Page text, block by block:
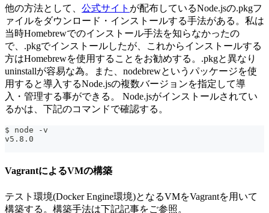
他の方法として、 公式サイト が配布しているNode.jsの.pkgフ
ァイルをダウンロード・インストールする手法がある。私は
当時Homebrewでのインストール手法を知らなかったの
で、.pkgでインストールしたが、これからインストールする
方はHomebrewを使用することをお勧めする。.pkgと異なり
uninstallが容易な為。また、nodebrewというパッケージを使
用すると導入するNode.jsの複数バージョンを指定して導
入・管理する事ができる。 Node.jsがインストールされてい
るかは、下記のコマンドで確認する。
$ node -v
v5.8.0
VagrantによるVMの構築
テスト環境(Docker Engine環境)となるVMをVagrantを用いて
構築する。構築手法は下記記事をご参照。